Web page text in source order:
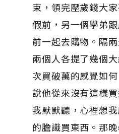
束，領完壓歲錢大
假前，另一個學弟
前一起去購物。隔
兩個人各提了幾個
次買破萬的感覺如
說他從來沒有這樣
我默默聽，心裡想
的膽識買東西。那